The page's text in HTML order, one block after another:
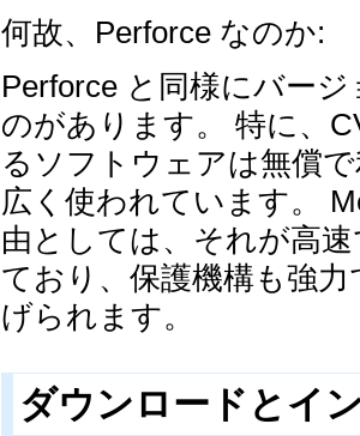
何故、Perforce なのか:
Perforce と同様にバー
のがあります。 特に、
るソフトウェアは無償
広く使われています。
由としては、それが高
ており、保護機構も強
げられます。
ダウンロードとイ